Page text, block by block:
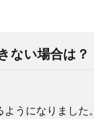
ない場合は？
うになりました。